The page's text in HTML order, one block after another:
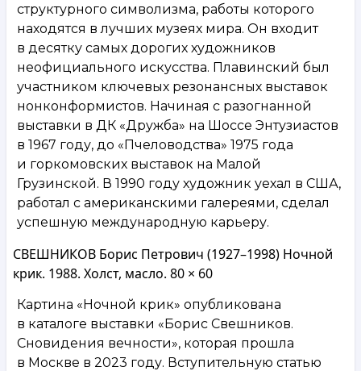
структурного символизма, работы которого
находятся в лучших музеях мира. Он входит
в десятку самых дорогих художников
неофициального искусства. Плавинский был
участником ключевых резонансных выставок
нонконформистов. Начиная с разогнанной
выставки в ДК «Дружба» на Шоссе Энтузиастов
в 1967 году, до «Пчеловодства» 1975 года
и горкомовских выставок на Малой
Грузинской. В 1990 году художник уехал в США,
работал с американскими галереями, сделал
успешную международную карьеру.
СВЕШНИКОВ Борис Петрович (1927–1998) Ночной
крик. 1988. Холст, масло. 80 × 60
Картина «Ночной крик» опубликована
в каталоге выставки «Борис Свешников.
Сновидения вечности», которая прошла
в Москве в 2023 году. Вступительную статью